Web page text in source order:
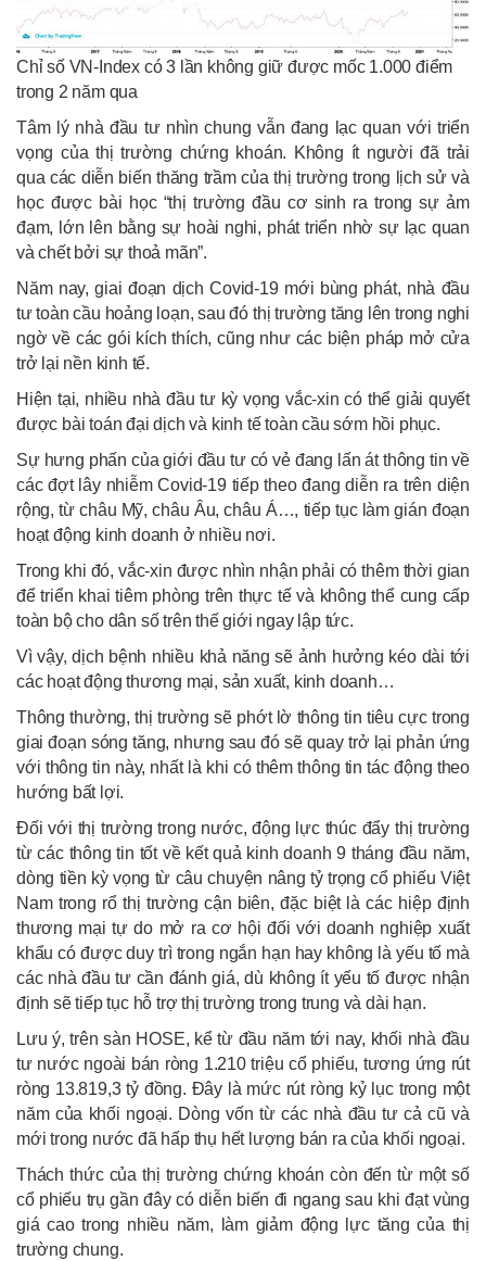
Chỉ số VN-Index có 3 lần không giữ được mốc 1.000 điểm
trong 2 năm qua
Tâm lý nhà đầu tư nhìn chung vẫn đang lạc quan với triển
vọng của thị trường chứng khoán. Không ít người đã trải
qua các diễn biến thăng trầm của thị trường trong lịch sử và
học được bài học “thị trường đầu cơ sinh ra trong sự ảm
đạm, lớn lên bằng sự hoài nghi, phát triển nhờ sự lạc quan
và chết bởi sự thoả mãn”.
Năm nay, giai đoạn dịch Covid-19 mới bùng phát, nhà đầu
tư toàn cầu hoảng loạn, sau đó thị trường tăng lên trong nghi
ngờ về các gói kích thích, cũng như các biện pháp mở cửa
trở lại nền kinh tế.
Hiện tại, nhiều nhà đầu tư kỳ vọng vắc-xin có thể giải quyết
được bài toán đại dịch và kinh tế toàn cầu sớm hồi phục.
Sự hưng phấn của giới đầu tư có vẻ đang lấn át thông tin về
các đợt lây nhiễm Covid-19 tiếp theo đang diễn ra trên diện
rộng, từ châu Mỹ, châu Âu, châu Á…, tiếp tục làm gián đoạn
hoạt động kinh doanh ở nhiều nơi.
Trong khi đó, vắc-xin được nhìn nhận phải có thêm thời gian
để triển khai tiêm phòng trên thực tế và không thể cung cấp
toàn bộ cho dân số trên thế giới ngay lập tức.
Vì vậy, dịch bệnh nhiều khả năng sẽ ảnh hưởng kéo dài tới
các hoạt động thương mại, sản xuất, kinh doanh…
Thông thường, thị trường sẽ phớt lờ thông tin tiêu cực trong
giai đoạn sóng tăng, nhưng sau đó sẽ quay trở lại phản ứng
với thông tin này, nhất là khi có thêm thông tin tác động theo
hướng bất lợi.
Đối với thị trường trong nước, động lực thúc đẩy thị trường
từ các thông tin tốt về kết quả kinh doanh 9 tháng đầu năm,
dòng tiền kỳ vọng từ câu chuyện nâng tỷ trọng cổ phiếu Việt
Nam trong rổ thị trường cận biên, đặc biệt là các hiệp định
thương mại tự do mở ra cơ hội đối với doanh nghiệp xuất
khẩu có được duy trì trong ngắn hạn hay không là yếu tố mà
các nhà đầu tư cần đánh giá, dù không ít yếu tố được nhận
định sẽ tiếp tục hỗ trợ thị trường trong trung và dài hạn.
Lưu ý, trên sàn HOSE, kể từ đầu năm tới nay, khối nhà đầu
tư nước ngoài bán ròng 1.210 triệu cổ phiếu, tương ứng rút
ròng 13.819,3 tỷ đồng. Đây là mức rút ròng kỷ lục trong một
năm của khối ngoại. Dòng vốn từ các nhà đầu tư cả cũ và
mới trong nước đã hấp thụ hết lượng bán ra của khối ngoại.
Thách thức của thị trường chứng khoán còn đến từ một số
cổ phiếu trụ gần đây có diễn biến đi ngang sau khi đạt vùng
giá cao trong nhiều năm, làm giảm động lực tăng của thị
trường chung.